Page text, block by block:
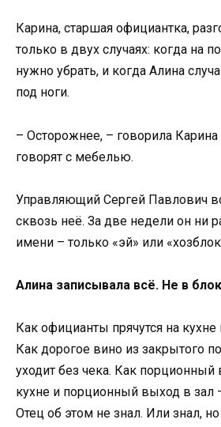
Карина, старшая официантка,
только в двух случаях: когда на
нужно убрать, и когда Алина
под ноги.
– Осторожнее, – говорила
говорят с мебелью.
Управляющий Сергей Павлович
сквозь неё. За две недели он ни
имени – только «эй» или
Алина записывала всё. Не в
Как официанты прячутся на
Как дорогое вино из закрытого
уходит без чека. Как
кухне и порционный выход в зал
Отец об этом не знал. Или знал,